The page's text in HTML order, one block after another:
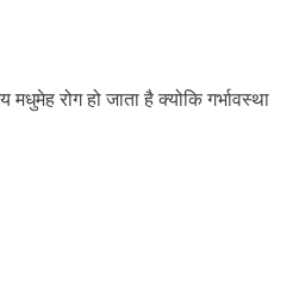
रोग हो जाता है क्योकि गर्भावस्था